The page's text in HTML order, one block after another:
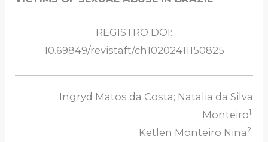
REGISTRO DOI:
10.69849/revistaft/ch10202411150825
Ingryd Matos da Costa; Natalia da Silva
Monteiro1;
Ketlen Monteiro Nina2;